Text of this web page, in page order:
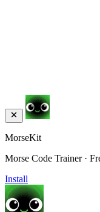
MorseKit
Morse Code Trainer ·
Install